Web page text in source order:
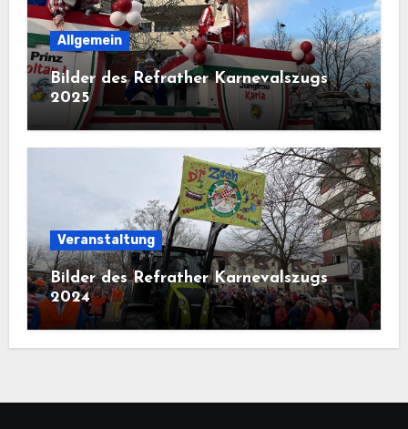
Allgemein
Bilder des Refrather Karnevalszugs
2025
Veranstaltung
Bilder des Refrather Karnevalszugs
2024